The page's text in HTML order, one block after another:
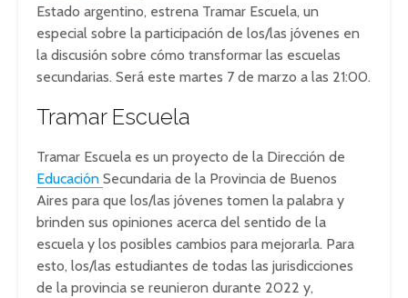
Estado argentino, estrena Tramar Escuela, un
especial sobre la participación de los/las jóvenes en
la discusión sobre cómo transformar las escuelas
secundarias. Será este martes 7 de marzo a las 21:00.
Tramar Escuela
Tramar Escuela es un proyecto de la Dirección de
Educación Secundaria de la Provincia de Buenos
Aires para que los/las jóvenes tomen la palabra y
brinden sus opiniones acerca del sentido de la
escuela y los posibles cambios para mejorarla. Para
esto, los/las estudiantes de todas las jurisdicciones
de la provincia se reunieron durante 2022 y,